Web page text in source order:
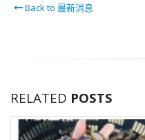
Back to 最新消息
RELATED POSTS